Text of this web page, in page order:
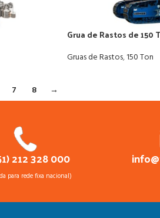
Grua de Rastos de 150
Gruas de Rastos,150 Ton
7 8 →
212 328 000
para rede fixa nacional)